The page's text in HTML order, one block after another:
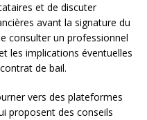
et de discuter
avant la signature du
consulter un professionnel
les implications éventuelles
de bail.
vers des plateformes
proposent des conseils